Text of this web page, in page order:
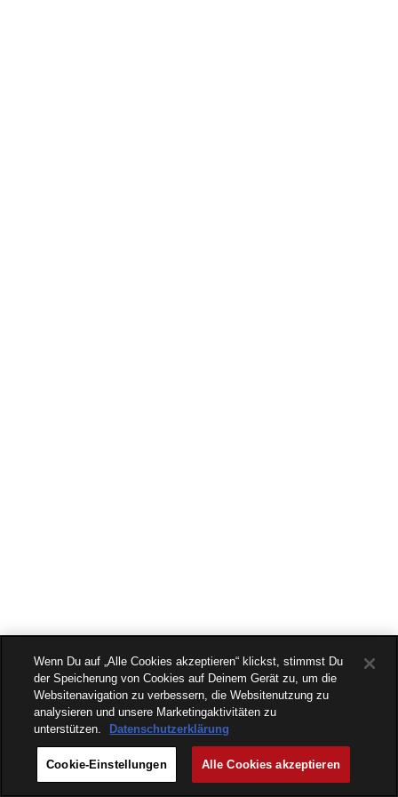
Wenn Du auf „Alle Cookies akzeptieren“ klickst, stimmst Du
der Speicherung von Cookies auf Deinem Gerät zu, um die
Websitenavigation zu verbessern, die Websitenutzung zu
analysieren und unsere Marketingaktivitäten zu
unterstützen.
Datenschutzerklärung
Cookie-Einstellungen Alle Cookies akzeptieren